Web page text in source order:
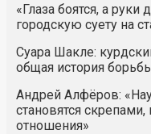
«Глаза боятся, а
городскую суету на
Суара Шакле:
общая история
Андрей Алфёров:
становятся
отношения»